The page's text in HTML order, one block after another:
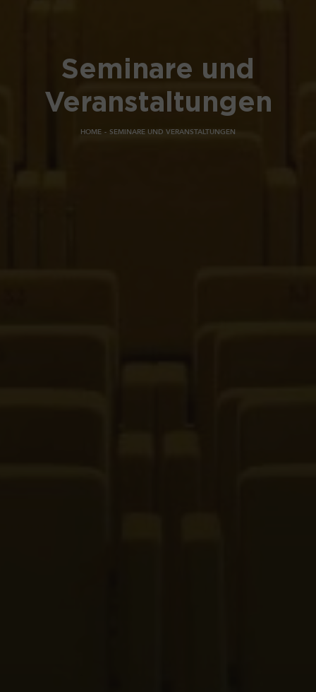
Seminare und
Veranstaltungen
HOME SEMINARE UND VERANSTALTUNGEN